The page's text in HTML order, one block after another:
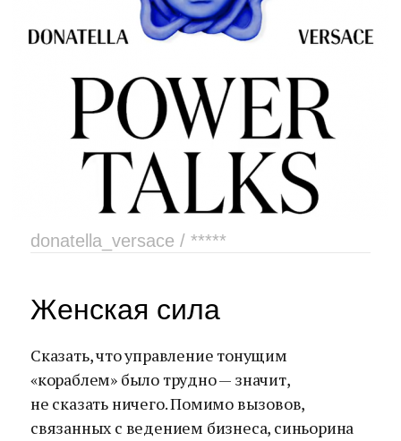
donatella_versace / *****
Женская сила
Сказать, что управление тонущим
«кораблем» было трудно — значит,
не сказать ничего. Помимо вызовов,
связанных с ведением бизнеса, синьорина